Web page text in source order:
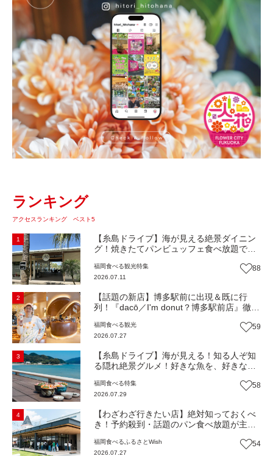
ランキング
アクセスランキング ベスト5
1
【糸島ドライブ】海が見える絶景ダイニン
グ！焼きたてパンビュッフェ食べ放題で大
Beach Cafe』（福岡・糸島市）【まち歩
き】
福岡食べる観光特集
2026.07.11
88
2
【話題の新店】博多駅前に出現＆既に行
列！『dacō／I'm donut？博多駅前店』徹底
しみ方＆イチオシメニューも紹介！（福岡
市博多区）【まち歩き】
福岡食べる観光
2026.07.27
59
3
【糸島ドライブ】海が見える！知る人ぞ知
る隠れ絶景グルメ！好きな魚を、好きなだ
堂』（福岡市西区）【まち歩き】
福岡食べる特集
2026.07.29
58
4
【わざわざ行きたい店】絶対知っておくべ
き！予約殺到・話題のパン食べ放題が主
『bound garden』（福岡・新宮町）【まち
福岡食べる ふるさとWish
2026.07.27
54